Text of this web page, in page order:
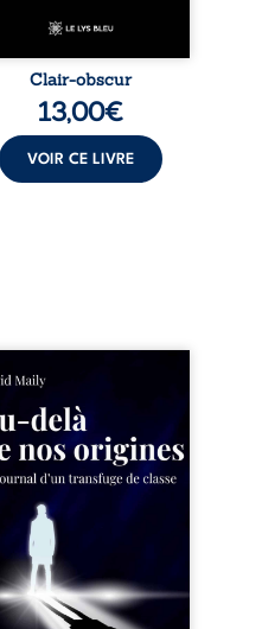
Clair-obscur
13,00€
VOIR CE LIVRE
un milieu populaire où
et les fractures
tenaient lieu de
David a choisi la
Très tôt, l’école et les
deviennent ses armes de
sociale. S’arracher à
exige pourtant un
Pris entre deux
l’homme réalise que
professionnels ne
guérissent ni ...